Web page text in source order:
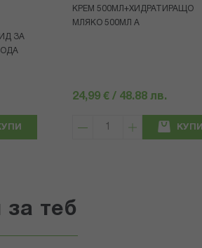
ЗА
КРЕМ 500МЛ+ХИДРАТИРАЩО
МЛЯКО 500МЛ A
24,99 € / 48.88 лв.
КУПИ
за теб